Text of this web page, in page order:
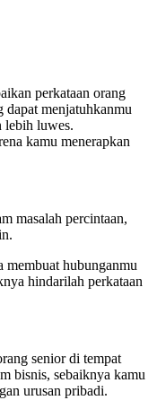
perkataan orang
menjatuhkanmu
lebih luwes.
kamu menerapkan
masalah percintaan,
membuat hubunganmu
hindarilah perkataan
senior di tempat
bisnis, sebaiknya kamu
urusan pribadi.